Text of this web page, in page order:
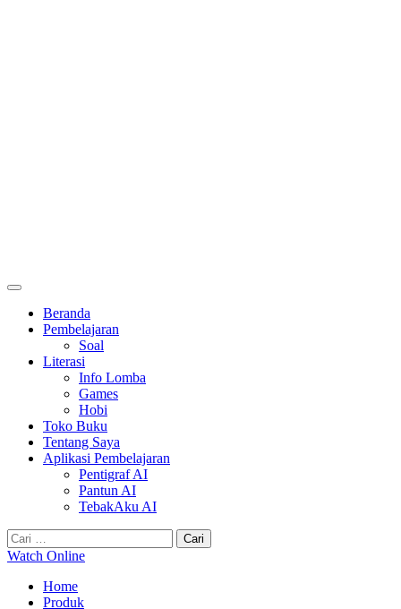
Primary
Beranda
Pembelajaran
Soal
Literasi
Info Lomba
Games
Hobi
Toko Buku
Tentang Saya
Aplikasi Pembelajaran
Pentigraf AI
Pantun AI
TebakAku AI
Cari
untuk:
Watch Online
Home
Produk